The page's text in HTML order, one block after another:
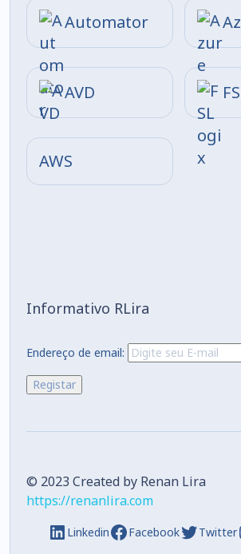
Automator
AVD
AWS
Informativo RLira
Endereço de email:
© 2023 Created by Renan Lira
https://renanlira.com
Linkedin Facebook Twitter